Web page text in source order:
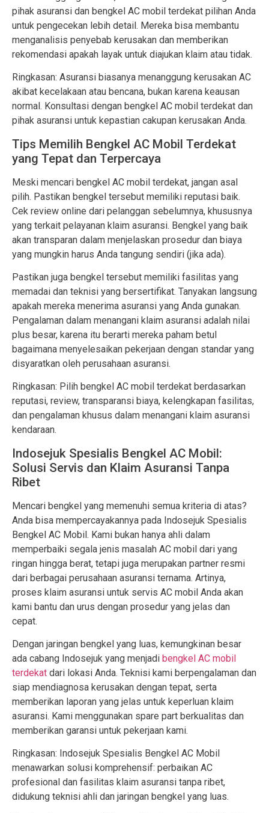
pihak asuransi dan bengkel AC mobil terdekat pilihan Anda
untuk pengecekan lebih detail. Mereka bisa membantu
menganalisis penyebab kerusakan dan memberikan
rekomendasi apakah layak untuk diajukan klaim atau tidak.
Ringkasan: Asuransi biasanya menanggung kerusakan AC
akibat kecelakaan atau bencana, bukan karena keausan
normal. Konsultasi dengan bengkel AC mobil terdekat dan
pihak asuransi untuk kepastian cakupan kerusakan Anda.
Tips Memilih Bengkel AC Mobil Terdekat
yang Tepat dan Terpercaya
Meski mencari bengkel AC mobil terdekat, jangan asal
pilih. Pastikan bengkel tersebut memiliki reputasi baik.
Cek review online dari pelanggan sebelumnya, khususnya
yang terkait pelayanan klaim asuransi. Bengkel yang baik
akan transparan dalam menjelaskan prosedur dan biaya
yang mungkin harus Anda tangung sendiri (jika ada).
Pastikan juga bengkel tersebut memiliki fasilitas yang
memadai dan teknisi yang bersertifikat. Tanyakan langsung
apakah mereka menerima asuransi yang Anda gunakan.
Pengalaman dalam menangani klaim asuransi adalah nilai
plus besar, karena itu berarti mereka paham betul
bagaimana menyelesaikan pekerjaan dengan standar yang
disyaratkan oleh perusahaan asuransi.
Ringkasan: Pilih bengkel AC mobil terdekat berdasarkan
reputasi, review, transparansi biaya, kelengkapan fasilitas,
dan pengalaman khusus dalam menangani klaim asuransi
kendaraan.
Indosejuk Spesialis Bengkel AC Mobil:
Solusi Servis dan Klaim Asuransi Tanpa
Ribet
Mencari bengkel yang memenuhi semua kriteria di atas?
Anda bisa mempercayakannya pada Indosejuk Spesialis
Bengkel AC Mobil. Kami bukan hanya ahli dalam
memperbaiki segala jenis masalah AC mobil dari yang
ringan hingga berat, tetapi juga merupakan partner resmi
dari berbagai perusahaan asuransi ternama. Artinya,
proses klaim asuransi untuk servis AC mobil Anda akan
kami bantu dan urus dengan prosedur yang jelas dan
cepat.
Dengan jaringan bengkel yang luas, kemungkinan besar
ada cabang Indosejuk yang menjadi bengkel AC mobil
terdekat dari lokasi Anda. Teknisi kami berpengalaman dan
siap mendiagnosa kerusakan dengan tepat, serta
memberikan laporan yang jelas untuk keperluan klaim
asuransi. Kami menggunakan spare part berkualitas dan
memberikan garansi untuk pekerjaan kami.
Ringkasan: Indosejuk Spesialis Bengkel AC Mobil
menawarkan solusi komprehensif: perbaikan AC
profesional dan fasilitas klaim asuransi tanpa ribet,
didukung teknisi ahli dan jaringan bengkel yang luas.